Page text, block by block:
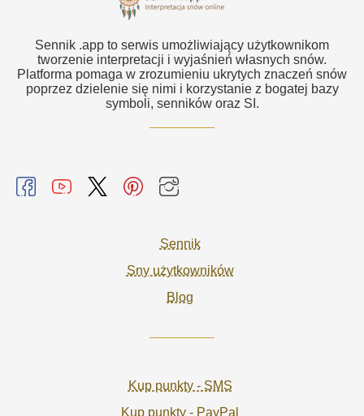
Sennik .app to serwis umożliwiający użytkownikom
tworzenie interpretacji i wyjaśnień własnych snów.
Platforma pomaga w zrozumieniu ukrytych znaczeń snów
poprzez dzielenie się nimi i korzystanie z bogatej bazy
symboli, senników oraz SI.
Sennik
Sny użytkowników
Blog
Kup punkty - SMS
Kup punkty - PayPal